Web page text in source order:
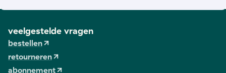
veelgestelde vragen
bestellen
retourneren
abonnement